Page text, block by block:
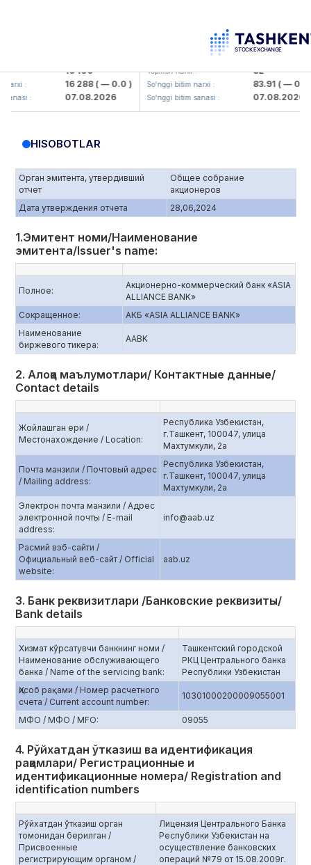
16 100
16 288( — 0.0 )
07.08.2026
KFSK (<Kafolat sug'urta
Yopilish narxi : 82
So'nggi bitim narxi : ( — 0.0 )
So'nggi bitim sanasi : 07.08.2026
HISOBOTLAR
Орган эмитента, утвердивший
отчет
Общее собрание
акционеров
Дата утверждения отчета
28,06,2024
1.Эмитент номи/Наименование
эмитента/Issuer's name:
Полное:
Акционерно-коммерческий банк «ASIA
ALLIANCE BANK»
Сокращенное:
АКБ «ASIA ALLIANCE BANK»
Наименование
биржевого тикера:
AABK
2. Алоқа маълумотлари/ Контактные данные/
Contact details
Жойлашган ери /
Местонахождение / Location:
Республика Узбекистан,
г.Ташкент, 100047, улица
Махтумкули, 2а
Почта манзили / Почтовый адрес
/ Mailing address:
Республика Узбекистан,
г.Ташкент, 100047, улица
Махтумкули, 2а
Электрон почта манзили / Адрес
электронной почты / E-mail
address:
info@aab.uz
Расмий вэб-сайти /
Официальный веб-сайт / Official
website:
aаb.uz
3. Банк реквизитлари /Банковские реквизиты/
Bank details
Хизмат кўрсатувчи банкнинг номи /
Наименование обслуживающего
банка / Name of the servicing bank:
Ташкентский городской
РКЦ Центрального банка
Республики Узбекистан
Ҳисоб рақами / Номер расчетного
счета / Current account number:
10301000200009055001
МФО / МФО / MFO: 09055
4. Рўйхатдан ўтказиш ва идентификация
рақамлари/ Регистрационные и
идентификационные номера/ Registration and
identification numbers
Рўйхатдан ўтказиш орган
томонидан берилган /
Присвоенные
регистрирующим органом /
Лицензия Центрального Банка
Республики Узбекистан на
осуществление банковских
операций №79 от 15.08.2009г.